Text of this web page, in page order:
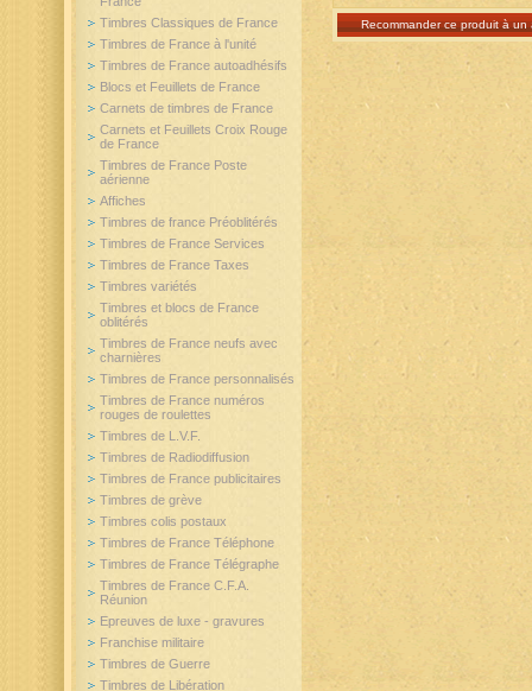
Recommander ce produit à un
Timbres Classiques de France
Timbres de France à l'unité
Timbres de France autoadhésifs
Blocs et Feuillets de France
Carnets de timbres de France
Carnets et Feuillets Croix Rouge
de France
Timbres de France Poste
aérienne
Affiches
Timbres de france Préoblitérés
Timbres de France Services
Timbres de France Taxes
Timbres variétés
Timbres et blocs de France
oblitérés
Timbres de France neufs avec
charnières
Timbres de France personnalisés
Timbres de France numéros
rouges de roulettes
Timbres de L.V.F.
Timbres de Radiodiffusion
Timbres de France publicitaires
Timbres de grève
Timbres colis postaux
Timbres de France Téléphone
Timbres de France Télégraphe
Timbres de France C.F.A.
Réunion
Epreuves de luxe - gravures
Franchise militaire
Timbres de Guerre
Timbres de Libération